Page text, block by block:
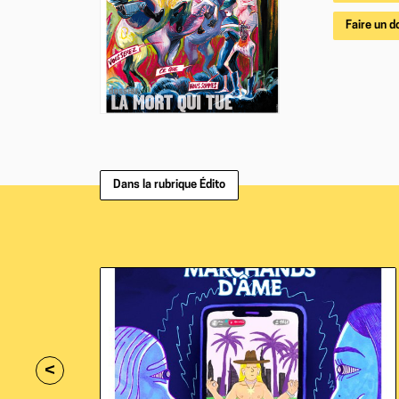
Faire un
<
Dans la rubrique Édito